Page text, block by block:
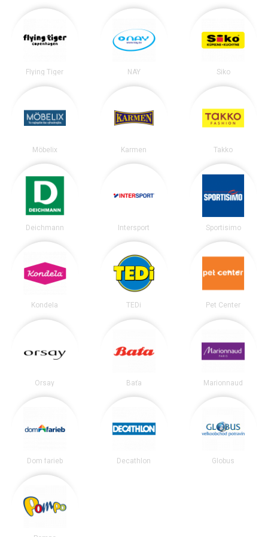
Flying Tiger NAY Siko
Möbelix Karmen Takko
Deichmann Intersport Sportisimo
Kondela TEDi Pet Center
Orsay Baťa Marionnaud
Dom farieb Decathlon Globus